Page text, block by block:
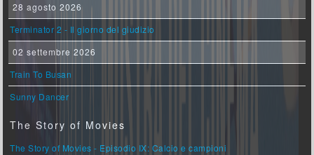
28 agosto 2026
Terminator 2 - Il giorno del giudizio
02 settembre 2026
Train To Busan
Sunny Dancer
The Story of Movies
The Story of Movies - Episodio IX: Calcio e campioni